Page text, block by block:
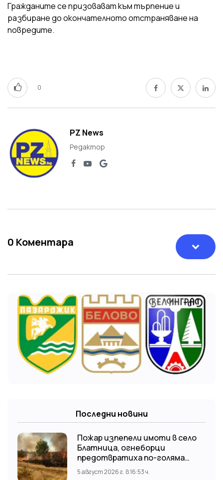
Гражданите се призовават към търпение и
разбиране до окончателното отстраняване на
повредите.
0
PZ News
Редактор
0 Коментара
Последни новини
Пожар изпепели имоти в село
Блатница, огнеборци
предотвратиха по-голяма
трагедия
5 август 2026 г. в 16:53 ч.